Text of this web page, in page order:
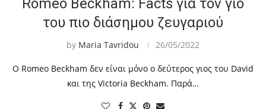
Romeo Beckham: Facts για τον γιο
του πιο διάσημου ζευγαριού
by Maria Tavridou 26/05/2022
Ο Romeo Beckham δεν είναι μόνο ο δεύτερος γιος του David
και της Victoria Beckham. Παρά…